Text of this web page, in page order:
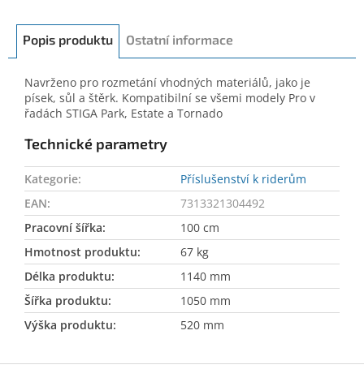
Popis produktu Ostatní informace
Navrženo pro rozmetání vhodných materiálů, jako je
písek, sůl a štěrk. Kompatibilní se všemi modely Pro v
řadách STIGA Park, Estate a Tornado
Technické parametry
Kategorie:
Příslušenství k riderům
EAN:
7313321304492
Pracovní šířka:
100 cm
Hmotnost produktu:
67 kg
Délka produktu:
1140 mm
Šířka produktu:
1050 mm
Výška produktu: 520 mm